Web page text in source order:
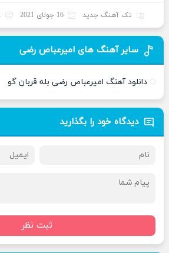
تک آهنگ جدید 16 جولای 2021
سایر آهنگ های امیرعباص رضی
دانلود آهنگ امیرعباص رضی بله قربان گو
دیدگاه خود را بگذارید
ثبت نظر